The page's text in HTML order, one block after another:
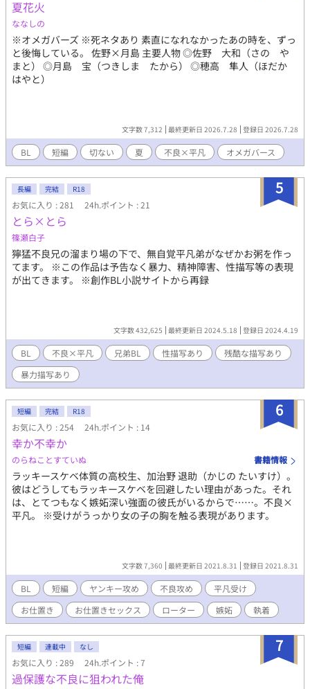
夏花火
ななしの
※オメガバーズ ※死ネタあり 素直になれなかったあの時を、ずっ
と後悔している。 佐野×月島 主要人物 ◎佐野 大和（さの や
まと） ◎月島 宝（つきしま たから） ◎穂高 隼人（ほだか
はやと）
文字数 7,312 最終更新日 2026.7.28 登録日 2026.7.28
BL 短編 切ない 夏 不良×平凡 オメガバース
5
長編 完結 R18
お気に入り : 281 24h.ポイント : 21
とら×とら
篠瀬白子
獰猛不良兄の溜まり場の下で、無自覚平凡弟がなぜかお粥を作っ
てます。 ※この作品は予告なく暴力、精神障害、性描写等の表現
が出てきます。 ※創作BL小説サイトから再録
文字数 432,625 最終更新日 2024.5.18 登録日 2024.4.19
BL 不良×平凡 兄弟BL 性描写あり
残酷な描写あり
暴力描写あり
6
短編 完結 R18
お気に入り : 254 24h.ポイント : 14
幸か不幸か
のらねことすていぬ 書籍情報
ラッキースケベ体質の高校生、加治野 退助（かじの たいすけ）。
彼はどうしてもラッキースケベを回避したい理由があった。それ
は、とてつもなく嫉妬深い強面の彼氏がいるからで……。不良×
平凡。 ※受けがうっかり女の子の胸を触る表現があります。
文字数 7,360 最終更新日 2021.8.31 登録日 2021.8.31
BL 短編 ヤンキー攻め 不良攻め
平凡受け
お仕置き
お仕置きセックス ローター 嫉妬 執着
7
短編 連載中 なし
お気に入り : 289 24h.ポイント : 7
過保護な不良に狙われた俺